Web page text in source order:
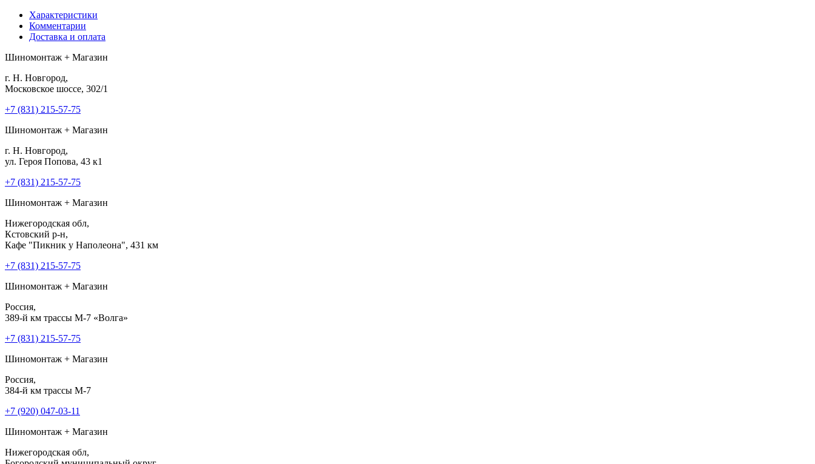
Характеристики
Комментарии
Доставка и оплата
Шиномонтаж + Магазин
г. Н. Новгород,
Московское шоссе, 302/1
+7 (831) 215-57-75
Шиномонтаж + Магазин
г. Н. Новгород,
ул. Героя Попова, 43 к1
+7 (831) 215-57-75
Шиномонтаж + Магазин
Нижегородская обл,
Кстовский р-н,
Кафе "Пикник у Наполеона", 431 км
+7 (831) 215-57-75
Шиномонтаж + Магазин
Россия,
389-й км трассы М-7 «Волга»
+7 (831) 215-57-75
Шиномонтаж + Магазин
Россия,
384-й км трассы М-7
+7 (920) 047-03-11
Шиномонтаж + Магазин
Нижегородская обл,